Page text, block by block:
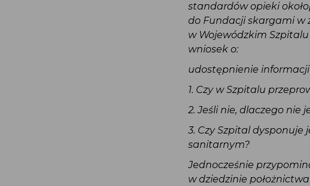
standardów opieki
do Fundacji skargami w
w Wojewódzkim Szpitalu
wniosek o:
udostępnienie
1. Czy w Szpitalu
2. Jeśli nie, dlaczego nie
3. Czy Szpital
sanitarnym?
Jednocześnie
w dziedzinie